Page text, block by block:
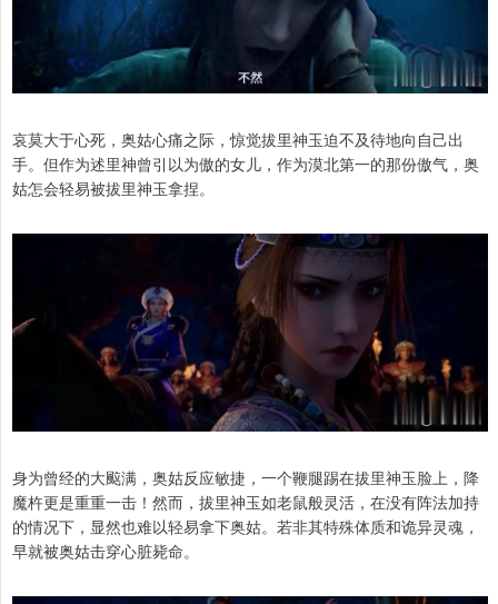
哀莫大于心死，奥姑心痛之际，惊觉拔里神玉迫不及待地向自己出
手。但作为述里神曾引以为傲的女儿，作为漠北第一的那份傲气，奥
姑怎会轻易被拔里神玉拿捏。
身为曾经的大䬃满，奥姑反应敏捷，一个鞭腿踢在拔里神玉脸上，降
魔杵更是重重一击！然而，拔里神玉如老鼠般灵活，在没有阵法加持
的情况下，显然也难以轻易拿下奥姑。若非其特殊体质和诡异灵魂，
早就被奥姑击穿心脏毙命。